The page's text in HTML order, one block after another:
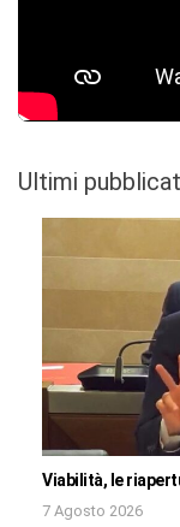
Ultimi
Viabilità, le
7 Agosto 2026